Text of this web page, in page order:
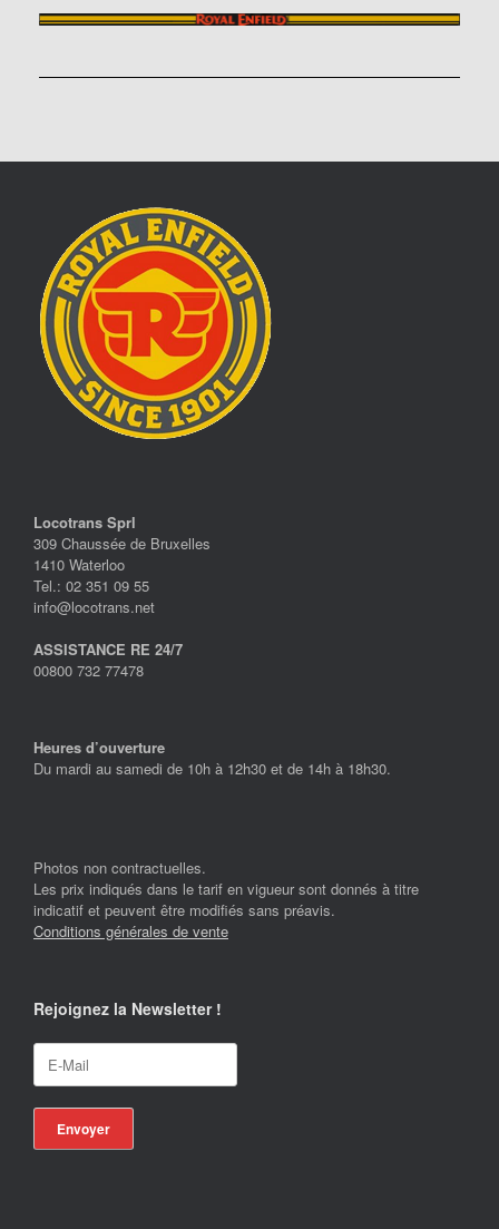
Locotrans Sprl
309 Chaussée de Bruxelles
1410 Waterloo
Tel.: 02 351 09 55
info@locotrans.net
ASSISTANCE RE 24/7
00800 732 77478
Heures d’ouverture
Du mardi au samedi de 10h à 12h30 et de 14h à 18h30.
Photos non contractuelles.
Les prix indiqués dans le tarif en vigueur sont donnés à titre
indicatif et peuvent être modifiés sans préavis.
Conditions générales de vente
Rejoignez la Newsletter !